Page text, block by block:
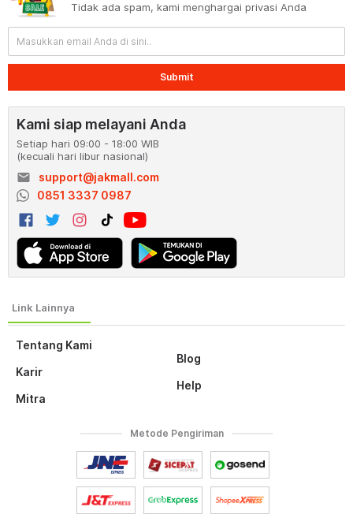
Tentang Kami
Karir
Mitra
Blog
Help
Tidak ada spam, kami menghargai privasi Anda
Submit
Kami siap melayani Anda
Setiap hari 09:00 - 18:00 WIB
(kecuali hari libur nasional)
email
support@jakmall.com
0851 3337 0987
Metode Pengiriman